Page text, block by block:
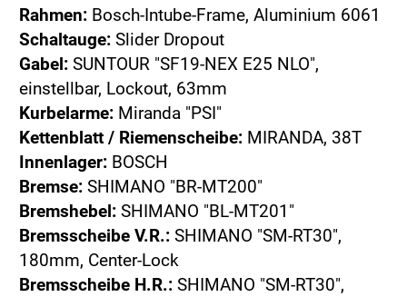
Rahmen: Bosch-Intube-Frame, Aluminium 6061
Schaltauge: Slider Dropout
Gabel: SUNTOUR "SF19-NEX E25 NLO",
einstellbar, Lockout, 63mm
Kurbelarme: Miranda "PSI"
Kettenblatt / Riemenscheibe: MIRANDA, 38T
Innenlager: BOSCH
Bremse: SHIMANO "BR-MT200"
Bremshebel: SHIMANO "BL-MT201"
Bremsscheibe V.R.: SHIMANO "SM-RT30",
180mm, Center-Lock
Bremsscheibe H.R.: SHIMANO "SM-RT30",